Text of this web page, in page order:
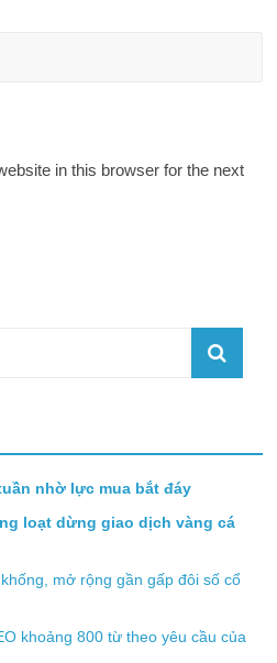
in this browser for the next
nhờ lực mua bắt đáy
loạt dừng giao dịch vàng cá
mở rộng gần gấp đôi số cổ
khoảng 800 từ theo yêu cầu của